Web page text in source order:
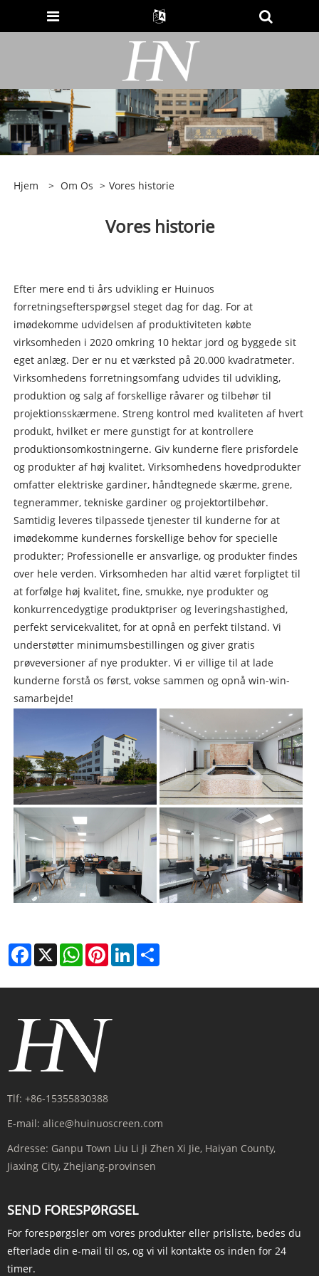
Hjem > Om Os > Vores historie
Vores historie
Efter mere end ti års udvikling er Huinuos
forretningsefterspørgsel steget dag for dag. For at
imødekomme udvidelsen af ​​produktiviteten købte
virksomheden i 2020 omkring 10 hektar jord og byggede sit
eget anlæg. Der er nu et værksted på 20.000 kvadratmeter.
Virksomhedens forretningsomfang udvides til udvikling,
produktion og salg af forskellige råvarer og tilbehør til
projektionsskærmene. Streng kontrol med kvaliteten af ​​hvert
produkt, hvilket er mere gunstigt for at kontrollere
produktionsomkostningerne. Giv kunderne flere prisfordele
og produkter af høj kvalitet. Virksomhedens hovedprodukter
omfatter elektriske gardiner, håndtegnede skærme, grene,
tegnerammer, tekniske gardiner og projektortilbehør.
Samtidig leveres tilpassede tjenester til kunderne for at
imødekomme kundernes forskellige behov for specielle
produkter; Professionelle er ansvarlige, og produkter findes
over hele verden. Virksomheden har altid været forpligtet til
at forfølge høj kvalitet, fine, smukke, nye produkter og
konkurrencedygtige produktpriser og leveringshastighed,
perfekt servicekvalitet, for at opnå en perfekt tilstand. Vi
understøtter minimumsbestillingen og giver gratis
prøveversioner af nye produkter. Vi er villige til at lade
kunderne forstå os først, vokse sammen og opnå win-win-
samarbejde!
Facebook
X WhatsAppPinterestLinkedIn
Tlf: +86-15355830388
E-mail: alice@huinuoscreen.com
Adresse: Ganpu Town Liu Li Ji Zhen Xi Jie, Haiyan County,
Jiaxing City, Zhejiang-provinsen
SEND FORESPØRGSEL
For forespørgsler om vores produkter eller prisliste, bedes du
efterlade din e-mail til os, og vi vil kontakte os inden for 24
timer.